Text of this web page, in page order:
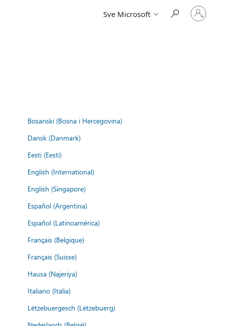
Sve Microsoft
Prijavite
se
Bosanski (Bosna i Hercegovina)
Dansk (Danmark)
Eesti (Eesti)
English (International)
English (Singapore)
Español (Argentina)
Español (Latinoamérica)
Français (Belgique)
Français (Suisse)
Hausa (Najeriya)
Italiano (Italia)
Lëtzebuergesch (Lëtzebuerg)